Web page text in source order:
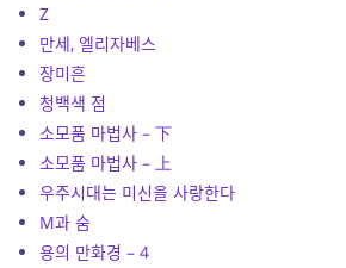
Z
만세, 엘리자베스
장미흔
청백색 점
소모품 마법사 – 下
소모품 마법사 – 上
우주시대는 미신을 사랑한다
M과 숨
용의 만화경 – 4